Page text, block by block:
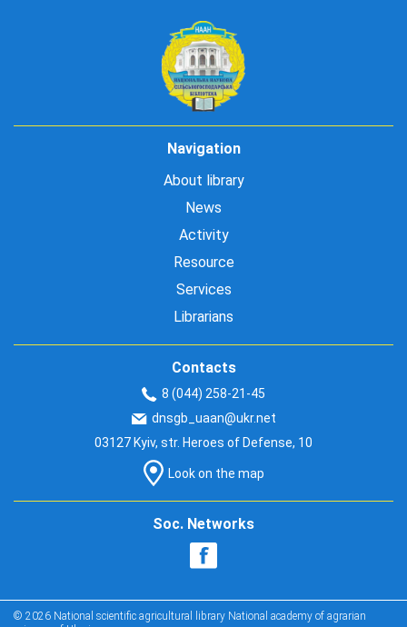
Navigation
About library
News
Activity
Resource
Services
Librarians
Contacts
8 (044) 258-21-45
dnsgb_uaan@ukr.net
03127 Kyiv, str. Heroes of Defense, 10
Look on the map
Soc. Networks
© 2026 National scientific agricultural library National academy of agrarian